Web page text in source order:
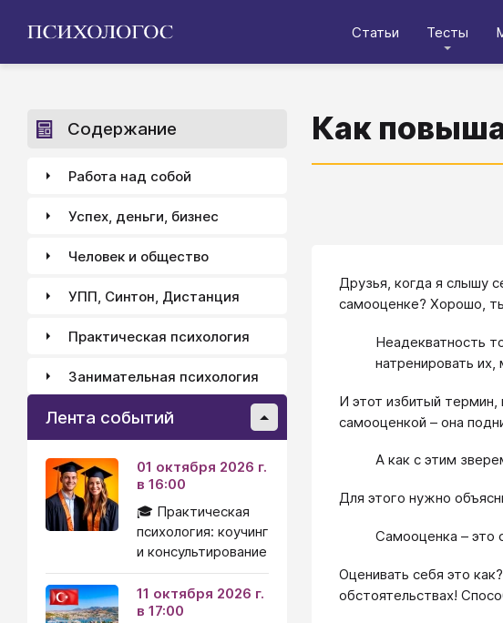
Статьи Тесты
Как
Друзья, когда я слышу
самооценке? Хорошо,
Неадекватность
натренировать
И этот избитый термин,
самооценкой – она
А как с этим
Для этого нужно
Самооценка – это
Оценивать себя это
обстоятельствах!
Содержание
Работа над собой
Успех, деньги, бизнес
Человек и общество
УПП, Синтон, Дистанция
Практическая психология
Занимательная психология
Лента событий
01 октября 2026 г.
в 16:00
🎓 Практическая
психология: коучинг
и консультирование
11 октября 2026 г.
в 17:00